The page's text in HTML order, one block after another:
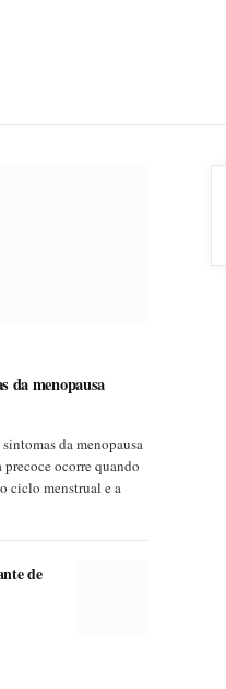
da menopausa
da menopausa
precoce ocorre quando
ciclo menstrual e a
de